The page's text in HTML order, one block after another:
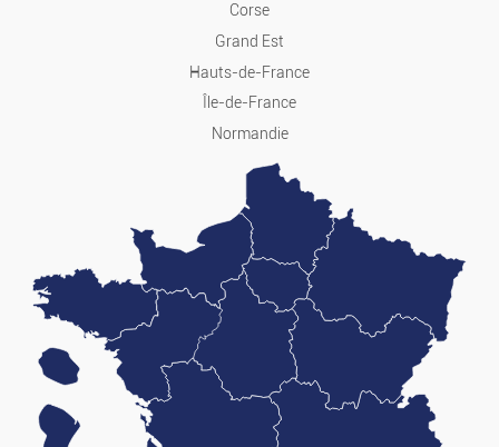
Bureaux Et Commerces
Services
Cours Particuliers
Mode
Prêt-à-porter Et Acces.
Corse
Grand Est
Hauts-de-France
Île-de-France
Normandie